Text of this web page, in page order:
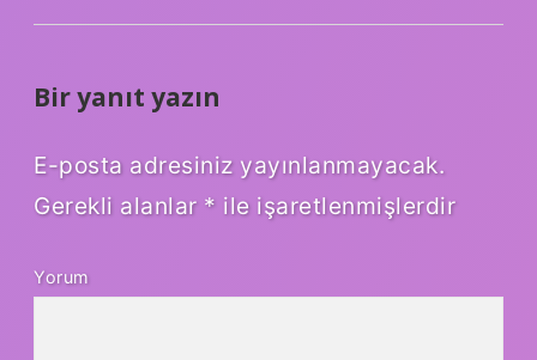
Bir yanıt yazın
E-posta adresiniz yayınlanmayacak.
Gerekli alanlar * ile işaretlenmişlerdir
Yorum